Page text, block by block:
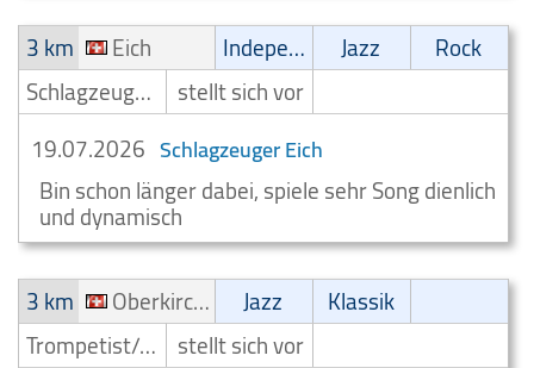
3 km
Eich Independent Jazz
Rock
Schlagzeuger/Drummer
stellt sich vor
19.07.2026 Schlagzeuger Eich
Bin schon länger dabei, spiele sehr Song dienlich
und dynamisch
3 km
Oberkirch LU Jazz
Klassik
Trompetist/Trompeter stellt sich vor